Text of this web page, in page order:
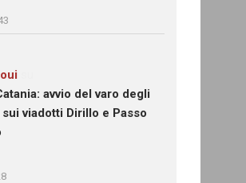
avvio del varo degli
viadotti Dirillo e Passo